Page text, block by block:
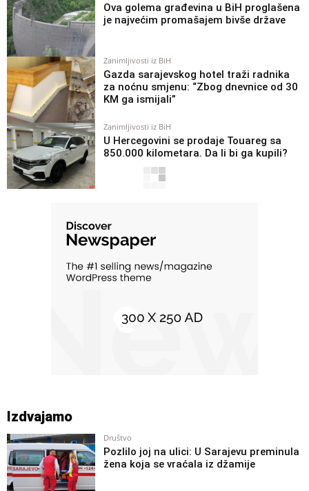
Ova golema građevina u BiH proglašena
je najvećim promašajem bivše države
Zanimljivosti iz BiH
Gazda sarajevskog hotel traži radnika
za noćnu smjenu: “Zbog dnevnice od 30
KM ga ismijali”
Zanimljivosti iz BiH
U Hercegovini se prodaje Touareg sa
850.000 kilometara. Da li bi ga kupili?
TikToku
Zanimljivosti iz BiH
Neko silno želi da se uda: Hvatanje
Zanimljivosti iz BiH
Zanimljivosti iz BiH
Golf 2 od 13.800 KM prodaje se na OLX-
Izdvajamo
Društvo
Pozlilo joj na ulici: U Sarajevu preminula
žena koja se vraćala iz džamije